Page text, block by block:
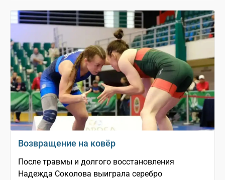
Возвращение на ковёр
После травмы и долгого восстановления
Надежда Соколова выиграла серебро